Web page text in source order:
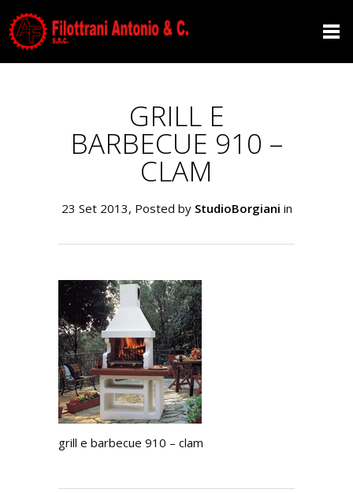
GRILL E BARBECUE
GRILL E
BARBECUE 910 –
CLAM
23 Set 2013, Posted by StudioBorgiani in
grill e barbecue 910 – clam